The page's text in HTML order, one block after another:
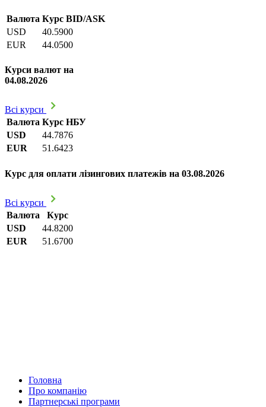
Валюта Курс BID/ASK
USD
40.5900
EUR
44.0500
Курси валют на
04.08.2026
Всі курси
Валюта Курс НБУ
USD
44.7876
EUR
51.6423
Курс для оплати лізингових платежів на 03.08.2026
Всі курси
Валюта
Курс
USD
44.8200
EUR
51.6700
Головна
Про компанію
Партнерські програми